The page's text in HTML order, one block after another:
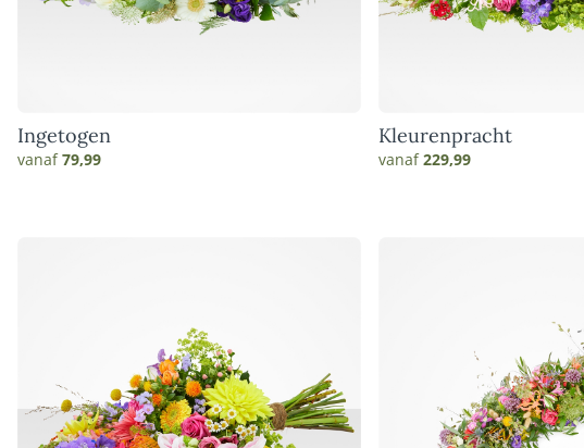
Ingetogen
vanaf79,99
Kleurenpracht
vanaf229,99